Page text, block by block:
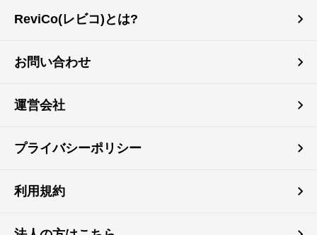
ReviCo(レビコ)とは?
お問い合わせ
運営会社
プライバシーポリシー
利用規約